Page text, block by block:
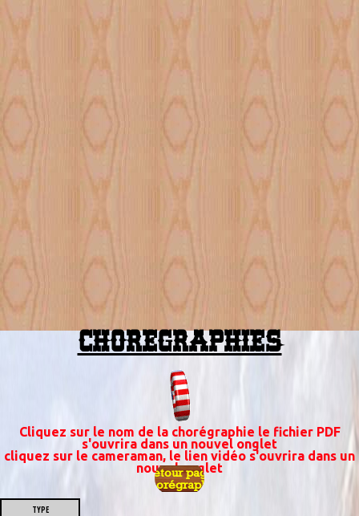
CHOREGRAPHIES
Cliquez sur le nom de la chorégraphie le fichier PDF
s'ouvrira dans un nouvel onglet
cliquez sur le cameraman, le lien vidéo s'ouvrira dans un
nouvel onglet
Retour page
Chorégraphie
TYPE